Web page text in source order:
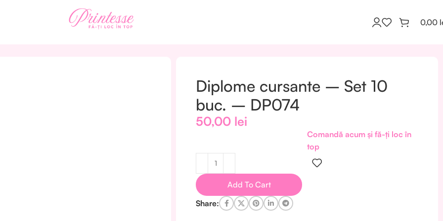
0,00
Diplome cursante – Set 10
buc. – DP074
50,00 lei
Comandă acum și fă-ți loc în
top
Add To Cart
Share: